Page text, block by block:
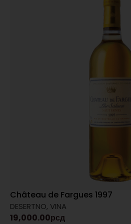
Château de Fargues 1997
DESERTNO, VINA
19,000.00рсд